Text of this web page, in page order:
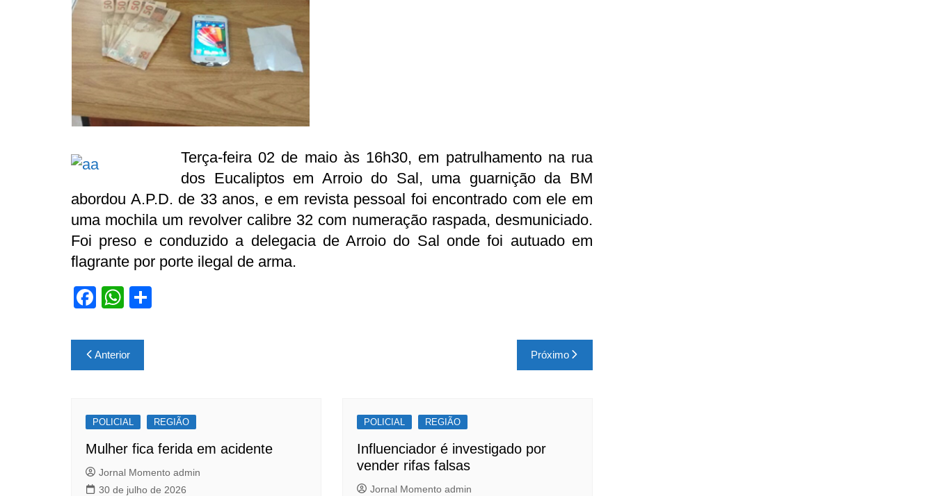
Terça-feira 02 de maio às 16h30, em patrulhamento na rua
dos Eucaliptos em Arroio do Sal, uma guarnição da BM
abordou A.P.D. de 33 anos, e em revista pessoal foi encontrado com ele em
uma mochila um revolver calibre 32 com numeração raspada, desmuniciado.
Foi preso e conduzido a delegacia de Arroio do Sal onde foi autuado em
flagrante por porte ilegal de arma.
F
c
e
o
o
k
W
at
s
p
p
Navegação
de
Anterior Próximo
POLICIAL REGIÃO
Mulher fica ferida em acidente
Jornal Momento admin
30 de julho de 2026
POLICIAL REGIÃO
Influenciador é investigado por
vender rifas falsas
Jornal Momento admin